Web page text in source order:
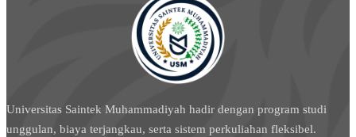
Universitas Saintek Muhammadiyah hadir dengan program studi
unggulan, biaya terjangkau, serta sistem perkuliahan fleksibel.